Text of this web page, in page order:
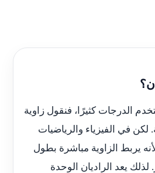
الدرجات كثيرًا، فنقول زاوية
180 درجة. لكن في الفيزياء والرياضيات
يربط الزاوية مباشرة بطول
يعد الراديان الوحدة